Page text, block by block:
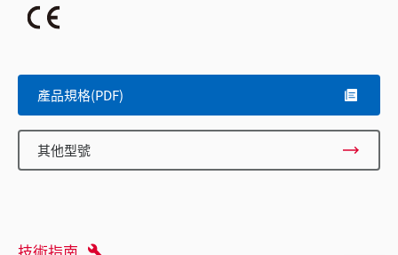
產品規格(PDF)
其他型號